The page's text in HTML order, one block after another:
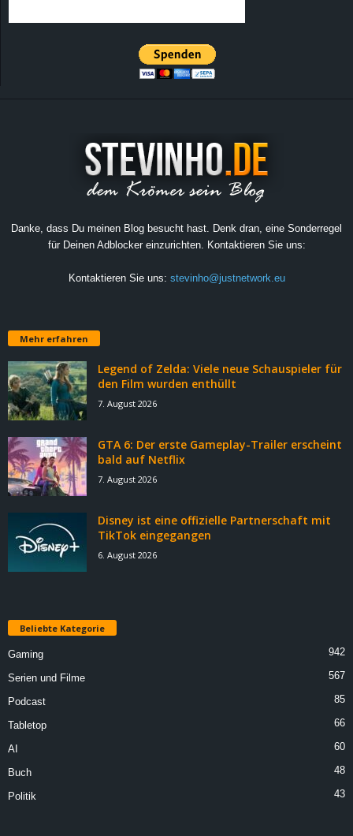
Danke, dass Du meinen Blog besucht hast. Denk dran, eine Sonderregel
für Deinen Adblocker einzurichten. Kontaktieren Sie uns:
Kontaktieren Sie uns: stevinho@justnetwork.eu
Mehr erfahren
Legend of Zelda: Viele neue Schauspieler für
den Film wurden enthüllt
7. August 2026
GTA 6: Der erste Gameplay-Trailer erscheint
bald auf Netflix
7. August 2026
Disney ist eine offizielle Partnerschaft mit
TikTok eingegangen
6. August 2026
Beliebte Kategorie
Gaming 942
Serien und Filme 567
Podcast 85
Tabletop 66
AI 60
Buch 48
Politik 43